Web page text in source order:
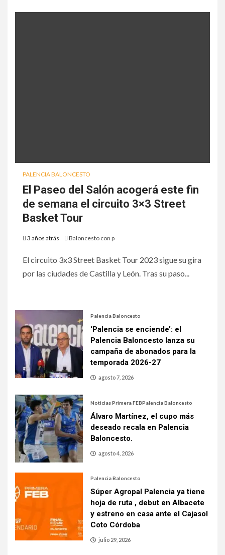
PALENCIA BALONCESTO
El Paseo del Salón acogerá este fin
de semana el circuito 3×3 Street
Basket Tour
3 años atrás Baloncesto con p
El circuito 3x3 Street Basket Tour 2023 sigue su gira
por las ciudades de Castilla y León. Tras su paso...
Palencia Baloncesto
‘Palencia se enciende’: el
Palencia Baloncesto lanza su
campaña de abonados para la
temporada 2026-27
agosto 7, 2026
Noticias Primera FEBPalencia Baloncesto
Álvaro Martínez, el cupo más
deseado recala en Palencia
Baloncesto.
agosto 4, 2026
Palencia Baloncesto
Súper Agropal Palencia ya tiene
hoja de ruta , debut en Albacete
y estreno en casa ante el Cajasol
Coto Córdoba
julio 29, 2026